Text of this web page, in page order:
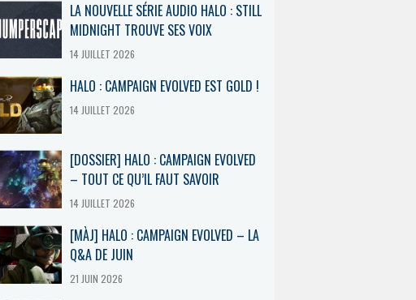
LA NOUVELLE SÉRIE AUDIO HALO : STILL
MIDNIGHT TROUVE SES VOIX
14 JUILLET 2026
HALO : CAMPAIGN EVOLVED EST GOLD !
14 JUILLET 2026
[DOSSIER] HALO : CAMPAIGN EVOLVED
– TOUT CE QU’IL FAUT SAVOIR
14 JUILLET 2026
[MÀJ] HALO : CAMPAIGN EVOLVED – LA
Q&A DE JUIN
21 JUIN 2026